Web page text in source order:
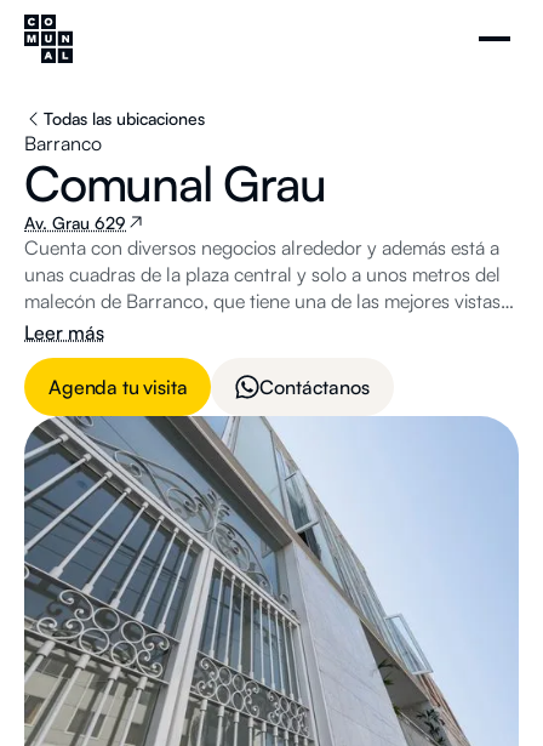
Todas las ubicaciones
Barranco
Comunal Grau
Av. Grau 629
Cuenta con diversos negocios alrededor y además está a
unas cuadras de la plaza central y solo a unos metros del
malecón de Barranco, que tiene una de las mejores vistas
al Océano Pacífico.
Leer más
Agenda tu visita Contáctanos